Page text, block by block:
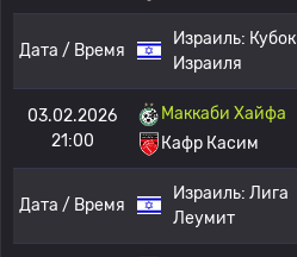
Дата / Время
Израиль: Кубок
Израиля
03.02.2026
21:00
Маккаби Хайфа
Кафр Касим
Дата / Время
Израиль: Лига
Леумит